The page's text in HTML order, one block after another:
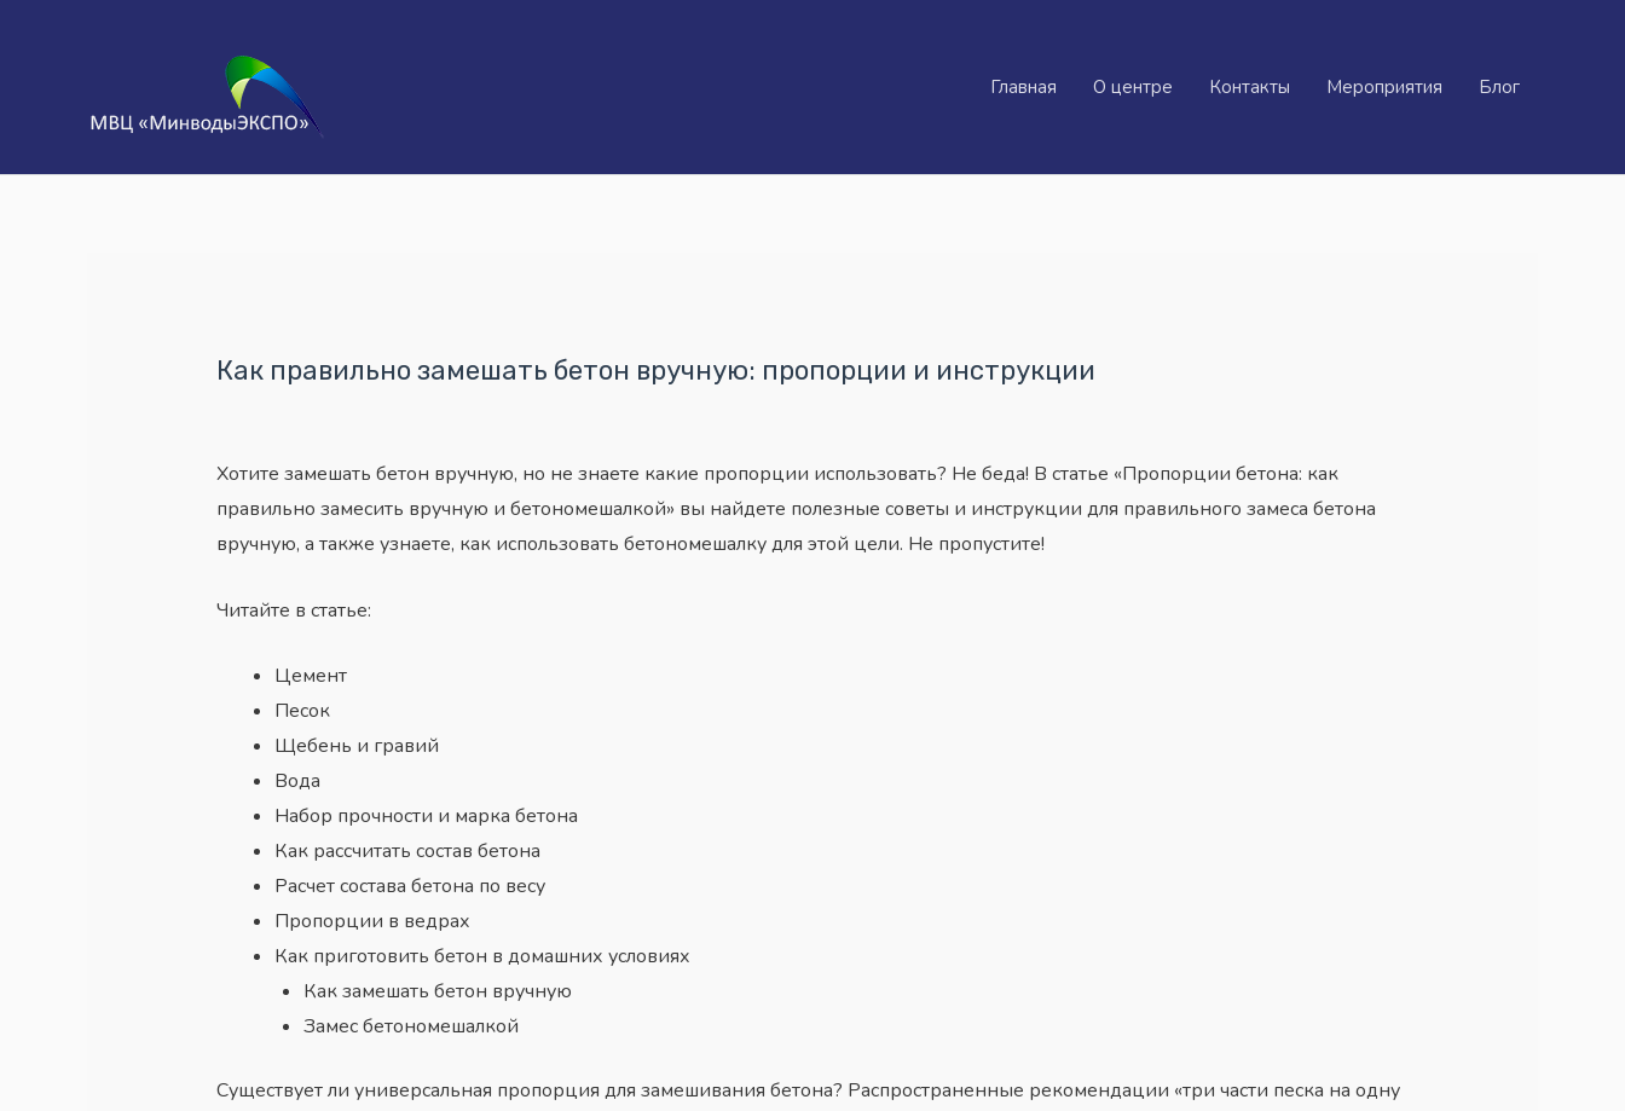
Главная О центре Контакты Мероприятия Блог
Как правильно замешать бетон вручную: пропорции и инструкции
Хотите замешать бетон вручную, но не знаете какие пропорции использовать? Не беда! В статье «Пропорции бетона: как
правильно замесить вручную и бетономешалкой» вы найдете полезные советы и инструкции для правильного замеса бетона
вручную, а также узнаете, как использовать бетономешалку для этой цели. Не пропустите!
Читайте в статье:
Цемент
Песок
Щебень и гравий
Вода
Набор прочности и марка бетона
Как рассчитать состав бетона
Расчет состава бетона по весу
Пропорции в ведрах
Как приготовить бетон в домашних условиях
Как замешать бетон вручную
Замес бетономешалкой
Существует ли универсальная пропорция для замешивания бетона? Распространенные рекомендации «три части песка на одну